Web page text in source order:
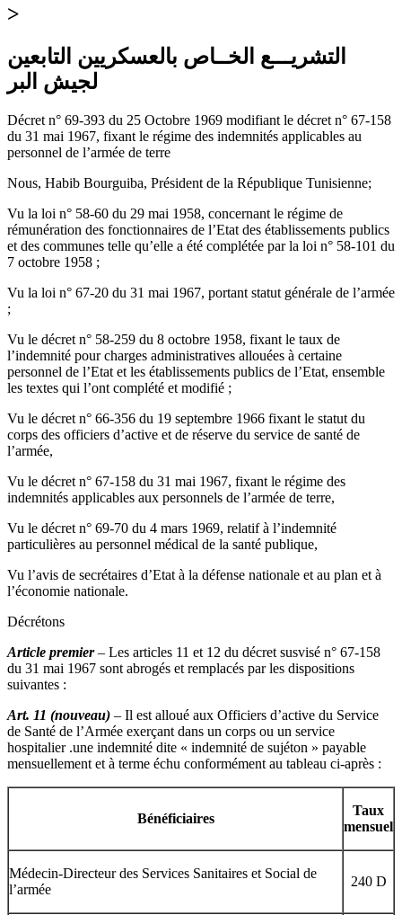
>
التشريـــع الخــاص بالعسكريين التابعين
لجيش البر
Décret n° 69-393 du 25 Octobre 1969 modifiant le décret n° 67-158
du 31 mai 1967, fixant le régime des indemnités applicables au
personnel de l’armée de terre
Nous, Habib Bourguiba, Président de la République Tunisienne;
Vu la loi n° 58-60 du 29 mai 1958, concernant le régime de
rémunération des fonctionnaires de l’Etat des établissements publics
et des communes telle qu’elle a été complétée par la loi n° 58-101 du
7 octobre 1958 ;
Vu la loi n° 67-20 du 31 mai 1967, portant statut générale de l’armée
;
Vu le décret n° 58-259 du 8 octobre 1958, fixant le taux de
l’indemnité pour charges administratives allouées à certaine
personnel de l’Etat et les établissements publics de l’Etat, ensemble
les textes qui l’ont complété et modifié ;
Vu le décret n° 66-356 du 19 septembre 1966 fixant le statut du
corps des officiers d’active et de réserve du service de santé de
l’armée,
Vu le décret n° 67-158 du 31 mai 1967, fixant le régime des
indemnités applicables aux personnels de l’armée de terre,
Vu le décret n° 69-70 du 4 mars 1969, relatif à l’indemnité
particulières au personnel médical de la santé publique,
Vu l’avis de secrétaires d’Etat à la défense nationale et au plan et à
l’économie nationale.
Décrétons
Article premier– Les articles 11 et 12 du décret susvisé n° 67-158
du 31 mai 1967 sont abrogés et remplacés par les dispositions
suivantes :
Art. 11 (nouveau) – Il est alloué aux Officiers d’active du Service
de Santé de l’Armée exerçant dans un corps ou un service
hospitalier .une indemnité dite « indemnité de sujéton » payable
mensuellement et à terme échu conformément au tableau ci-après :
Bénéficiaires
Taux
mensuel
Médecin-Directeur des Services Sanitaires et Social de
l’armée
240 D